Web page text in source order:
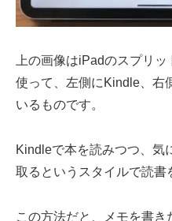
上の画像はiPadのスプリ
使って、左側にKindle、右
いるものです。
Kindleで本を読みつつ、気
取るというスタイルで読書
この方法だと、メモを書